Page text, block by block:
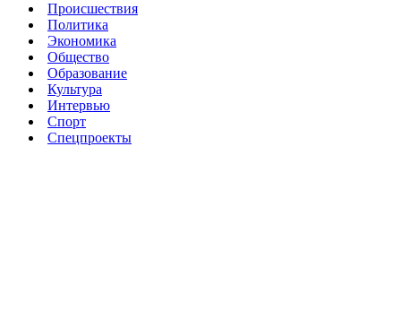
Происшествия
Политика
Экономика
Общество
Образование
Культура
Интервью
Спорт
Спецпроекты